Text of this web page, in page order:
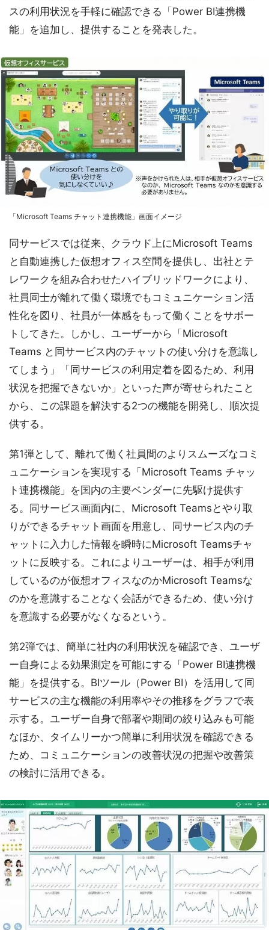
スの利用状況を手軽に確認できる「Power BI連携機
能」を追加し、提供することを発表した。
「Microsoft Teams チャット連携機能」画面イメージ
同サービスでは従来、クラウド上にMicrosoft Teams
と自動連携した仮想オフィス空間を提供し、出社とテ
レワークを組み合わせたハイブリッドワークにより、
社員同士が離れて働く環境でもコミュニケーション活
性化を図り、社員が一体感をもって働くことをサポー
トしてきた。しかし、ユーザーから「Microsoft
Teams と同サービス内のチャットの使い分けを意識し
てしまう」「同サービスの利用定着を図るため、利用
状況を把握できないか」といった声が寄せられたこと
から、この課題を解決する2つの機能を開発し、順次提
供する。
第1弾として、離れて働く社員間のよりスムーズなコミ
ュニケーションを実現する「Microsoft Teams チャッ
ト連携機能」を国内の主要ベンダーに先駆け提供す
る。同サービス画面内に、Microsoft Teamsとやり取
りができるチャット画面を用意し、同サービス内のチ
ャットに入力した情報を瞬時にMicrosoft Teamsチャ
ットに反映する。これによりユーザーは、相手が利用
しているのが仮想オフィスなのかMicrosoft Teamsな
のかを意識することなく会話ができるため、使い分け
を意識する必要がなくなるという。
第2弾では、簡単に社内の利用状況を確認でき、ユーザ
ー自身による効果測定を可能にする「Power BI連携機
能」を提供する。BIツール（Power BI）を活用して同
サービスの主な機能の利用率やその推移をグラフで表
示する。ユーザー自身で部署や期間の絞り込みも可能
なほか、タイムリーかつ簡単に利用状況を確認できる
ため、コミュニケーションの改善状況の把握や改善策
の検討に活用できる。